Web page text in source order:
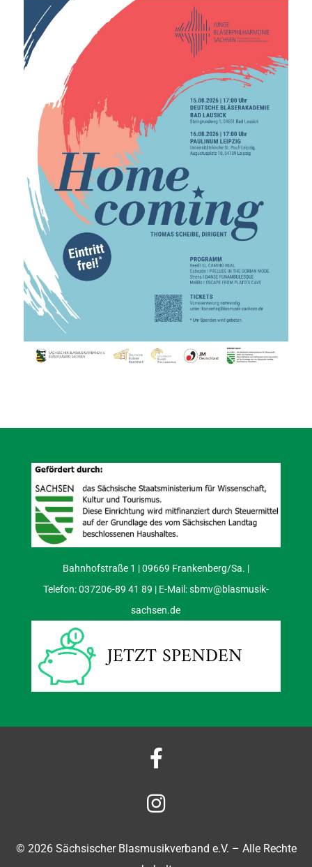
Bahnhofstraße 1 | 09669 Frankenberg/Sa. |
Telefon: 037206-89 41 89 | E-Mail:sbmv@blasmusik-
sachsen.de
JETZT SPENDEN


© 2026 Sächsischer Blasmusikverband e.V. – Alle Rechte